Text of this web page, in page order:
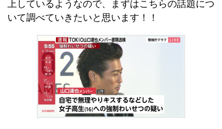
上しているようなので、まずはこちらの話題につ
いて調べていきたいと思います！！